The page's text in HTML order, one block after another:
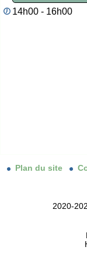
14h00 - 16h00
Plan du site
2020-